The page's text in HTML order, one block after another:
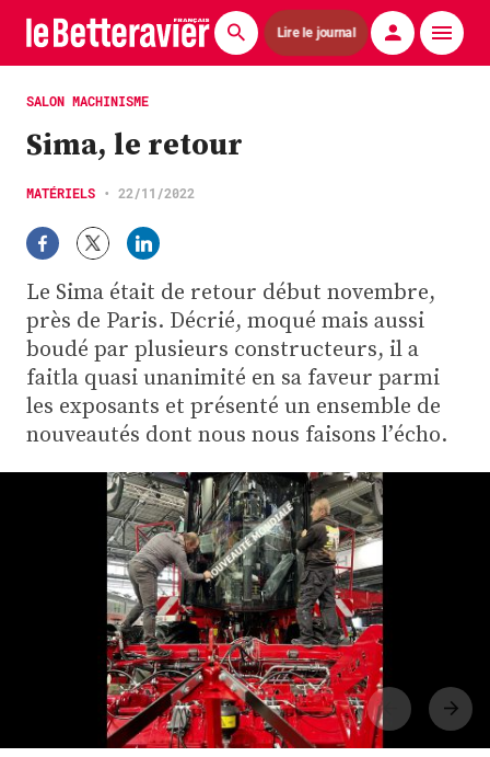
Lire le journal
Actualités
Économie
Agronomie
Matériels
La technique ITB
Pommes de terre
Guides pratiques
Chasse
Abonnez-vous
SALON MACHINISME
Sima, le retour
MATÉRIELS • 22/11/2022
Le Sima était de retour début novembre,
près de Paris. Décrié, moqué mais aussi
boudé par plusieurs constructeurs, il a
faitla quasi unanimité en sa faveur parmi
les exposants et présenté un ensemble de
nouveautés dont nous nous faisons l’écho.